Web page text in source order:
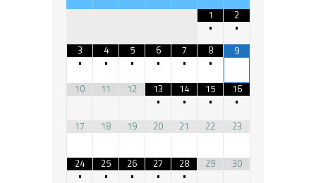
1
•
2
•
3
•
4
•
5
•
6
•
7
•
8
•
9
10 11 12
13
•
14
•
15
•
16
•
17
18 19 20 21 22 23
24
•
25
•
26
•
27
•
28
•
29 30